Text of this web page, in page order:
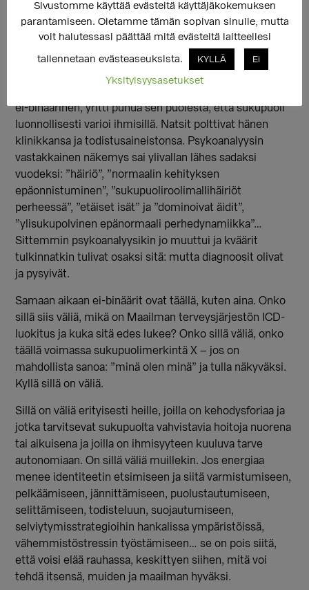
ylläpitää hetero- ja sukupuolinormatiivisuutta?
Synnin jälkeen seurasi häiriö. 1900-luvun alkaessa
sukupuolen määrittelyvalta oli jo siirretty lääkäreille.
ei-binäärinen, yritti puhua sen puolesta, että sukupuoli
luonnollisesti varioi ihmisillä. Natsit polttivat hänen
klinikkansa ja todistusaineistonsa. Psykoanalyysin
vastakkainen näkemys sai ylivallan lähes sadaksi
vuodeksi: ”häiriö”, ”normaalin kehityksen
epäonnistuminen”, ”sukupuoliroolimallihäiriöt
perheessä”, ”etäiset isät” ja ”dominoivat äidit”,
”ylisukupolvinen epänormaali perhedynamiikka”…
Sittemmin psykoanalyysikin jo muuttui ja kväärit
tulkinnatkin tulivat osaksi sitä: mutta diagnoosit olivat
ja pysyivät.
Samaan aikaan ei-binäärit ovat täällä, kuten aina. Onko
sillä siis väliä, mikä on Maailman terveysjärjestön ICD-
luokitus ja kuka sitä edes lukee? Onko sillä väliä, onko
täällä voimassa sukupuolimerkintä X– jos on
mahdollista sanoa: ”minä olen minä” ja tulla näkyväksi.
Kyllä sillä on väliä.
Sillä on väliä erityisesti heille, joilla on kehodysforiaa ja
jotka tarvitsevat sukupuolta vahvistavia hoitoja nuorena
tai aikuisena ja joilla on ihmisyyteen kuuluva tarve
autonomiaan. On sillä väliä muillekin. Jos energiaa
menee identiteetin etsimiseen ja siitä varmistumiseen,
pelkäämiseen, jännittämiseen, puolustautumiseen,
selittämiseen, todisteluun, suojautumiseen,
selviytymisstrategioihin hankalissa ympäristöissä,
vähemmistöstressin työstämiseen… se on pois siitä,
että voisi elää rauhassa, keskittyen siihen, mitä voi
tehdä itsensä, muiden ja maailman hyväksi.
Sivustomme käyttää evästeitä käyttäjäkokemuksen
parantamiseen. Oletamme tämän sopivan sinulle, mutta
voit halutessasi päättää mitä evästeitä laitteellesi
tallennetaan evästeaseuksista. KYLLÄ Ei
Yksityisyysasetukset